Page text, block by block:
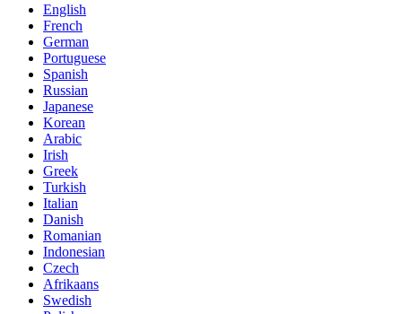
English
French
German
Portuguese
Spanish
Russian
Japanese
Korean
Arabic
Irish
Greek
Turkish
Italian
Danish
Romanian
Indonesian
Czech
Afrikaans
Swedish